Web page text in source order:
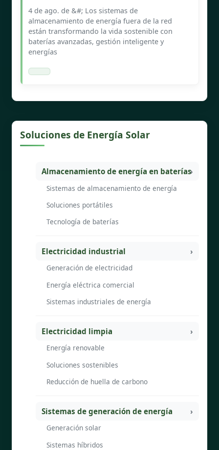
4 de ago. de &#; Los sistemas de
almacenamiento de energía fuera de la red
están transformando la vida sostenible con
baterías avanzadas, gestión inteligente y
energías
Soluciones de Energía Solar
Almacenamiento de energía en baterías
Sistemas de almacenamiento de energía
Soluciones portátiles
Tecnología de baterías
Electricidad industrial
Generación de electricidad
Energía eléctrica comercial
Sistemas industriales de energía
Electricidad limpia
Energía renovable
Soluciones sostenibles
Reducción de huella de carbono
Sistemas de generación de energía
Generación solar
Sistemas híbridos